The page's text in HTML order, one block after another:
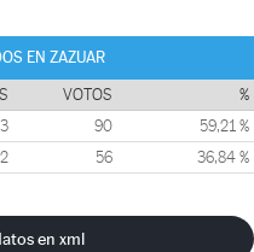
EN ZAZUAR
VOTOS %
3 90 59,21 %
2 56 36,84 %
en xml